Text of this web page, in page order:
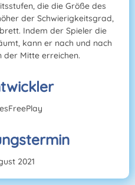
die die Größe des
der Schwierigkeitsgrad,
Indem der Spieler die
kann er nach und nach
der Mitte erreichen.
2021